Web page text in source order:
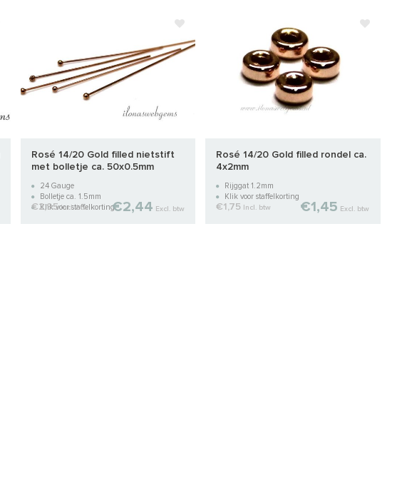
Rosé 14/20 Gold filled nietstift
met bolletje ca. 50x0.5mm
24 Gauge
Bolletje ca. 1.5mm
Klik voor staffelkorting
€2,95 Incl. btw €2,44 Excl. btw
Rosé 14/20 Gold filled rondel ca.
4x2mm
Rijggat 1.2mm
Klik voor staffelkorting
€1,75 Incl. btw €1,45 Excl. btw